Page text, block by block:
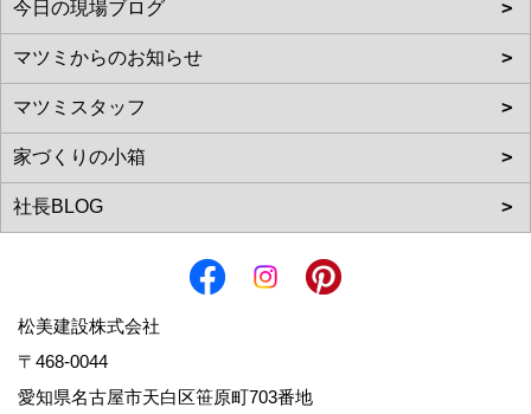
松美建設株式会社
〒468-0044
愛知県名古屋市天白区笹原町703番地